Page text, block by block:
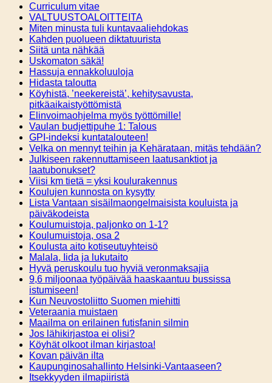
Curriculum vitae
VALTUUSTOALOITTEITA
Miten minusta tuli kuntavaaliehdokas
Kahden puolueen diktatuurista
Siitä unta nähkää
Uskomaton säkä!
Hassuja ennakkoluuloja
Hidasta taloutta
Köyhistä, ’neekereistä’, kehitysavusta,
pitkäaikaistyöttömistä
Elinvoimaohjelma myös työttömille!
Vaulan budjettipuhe 1: Talous
GPI-indeksi kuntatalouteen!
Velka on mennyt teihin ja Kehärataan, mitäs tehdään?
Julkiseen rakennuttamiseen laatusanktiot ja
laatubonukset?
Viisi km tietä = yksi koulurakennus
Koulujen kunnosta on kysytty
Lista Vantaan sisäilmaongelmaisista kouluista ja
päiväkodeista
Koulumuistoja, paljonko on 1-1?
Koulumuistoja, osa 2
Koulusta aito kotiseutuyhteisö
Malala, Iida ja lukutaito
Hyvä peruskoulu tuo hyviä veronmaksajia
9,6 miljoonaa työpäivää haaskaantuu bussissa
istumiseen!
Kun Neuvostoliitto Suomen miehitti
Veteraania muistaen
Maailma on erilainen futisfanin silmin
Jos lähikirjastoa ei olisi?
Köyhät olkoot ilman kirjastoa!
Kovan päivän ilta
Kaupunginosahallinto Helsinki-Vantaaseen?
Itsekkyyden ilmapiiristä